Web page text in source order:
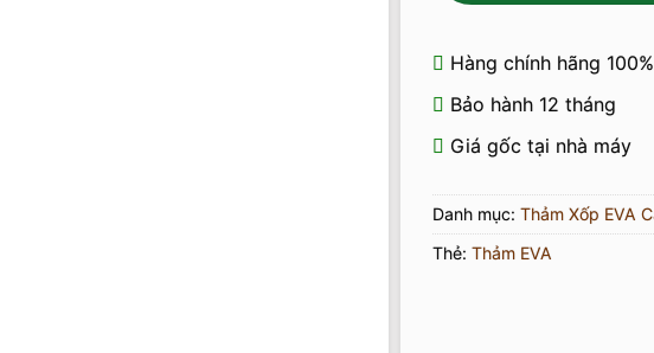
Hàng chính hãng 100%
Bảo hành 12 tháng
Giá gốc tại nhà máy
Danh mục: Thảm Xốp EVA
Thẻ: Thảm EVA